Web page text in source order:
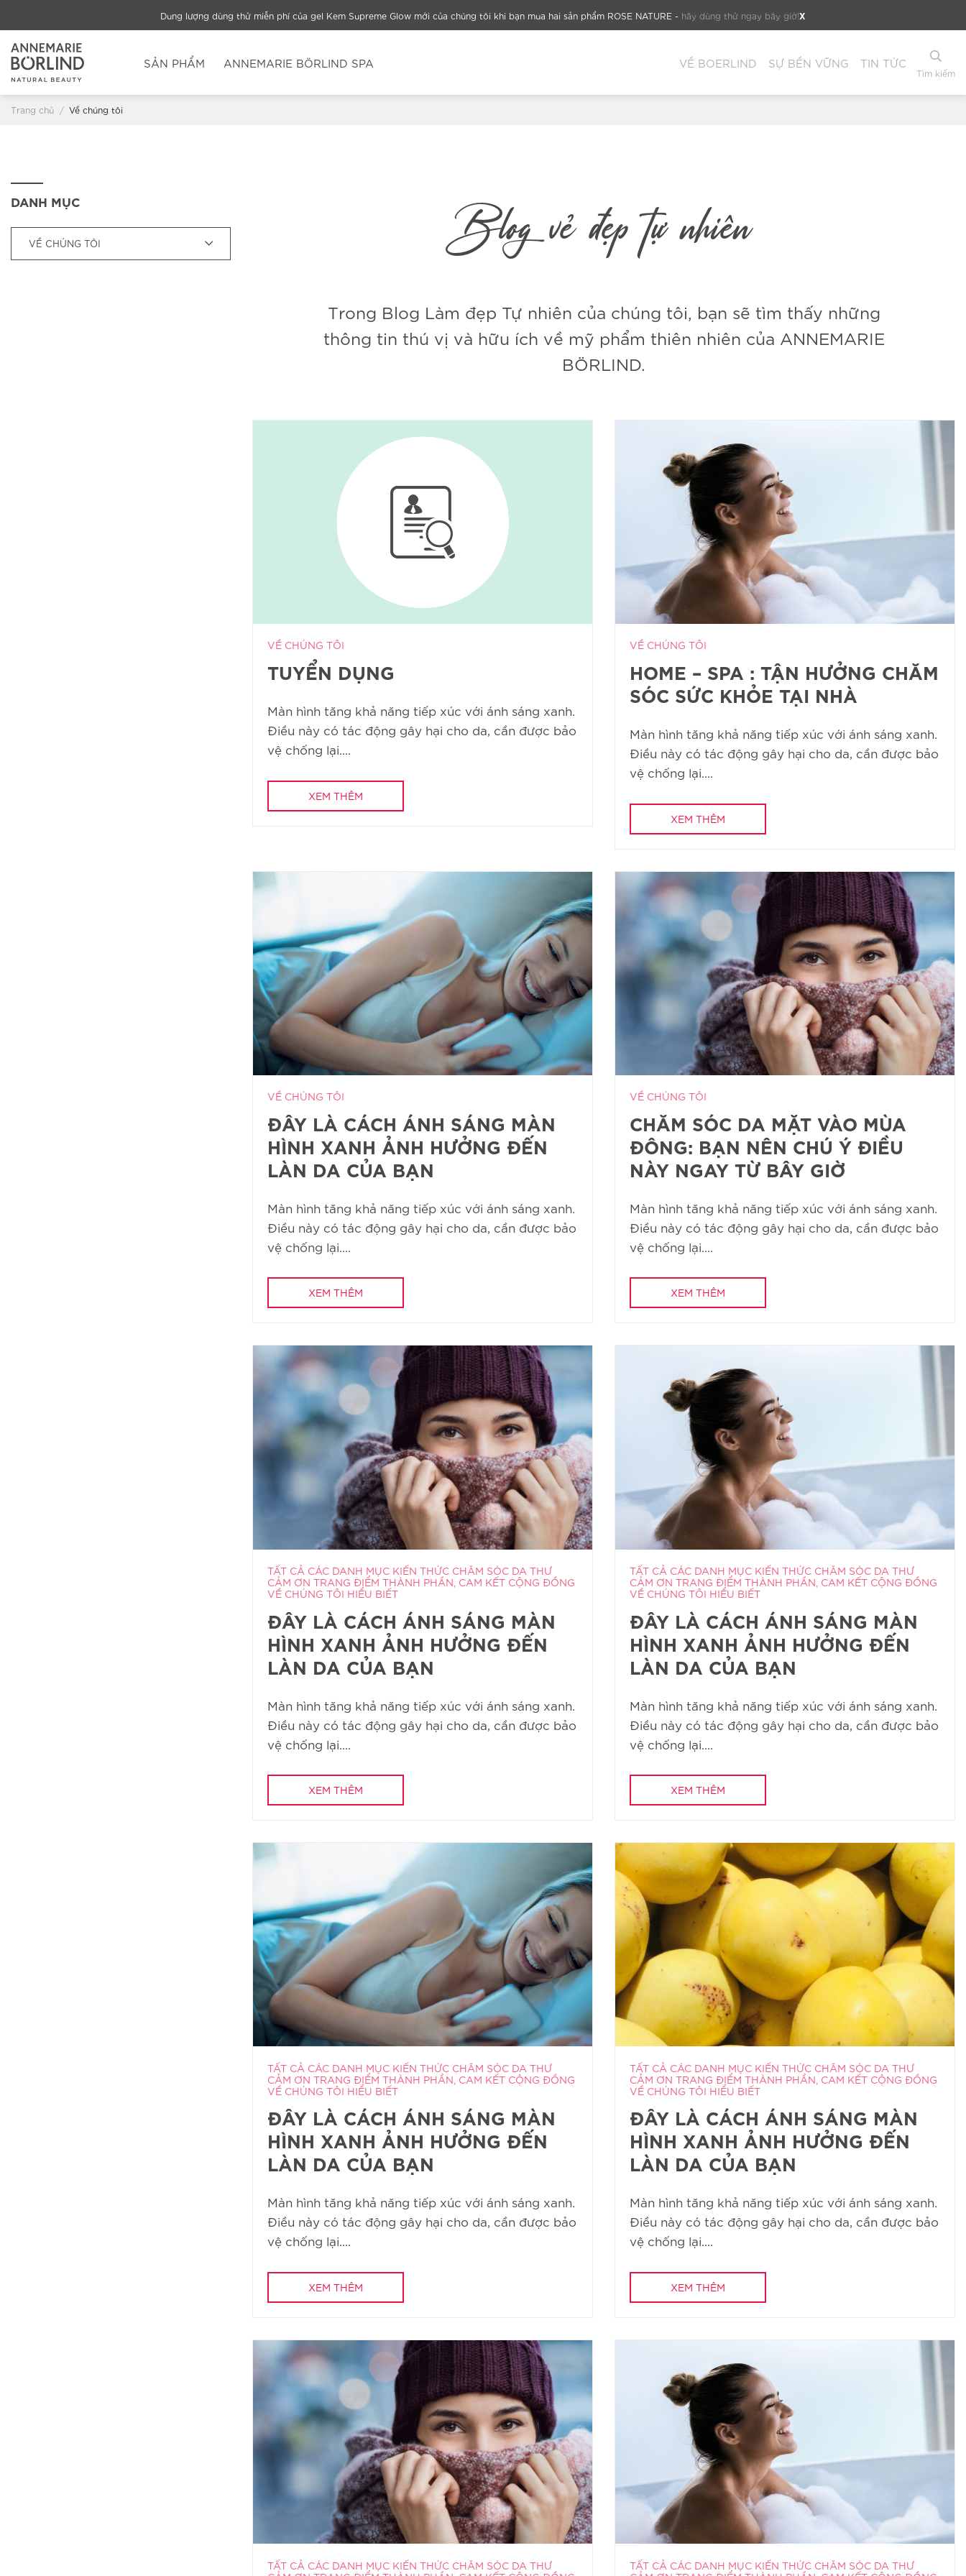
nội
dung
Dung lượng dùng thử miễn phí của gel Kem Supreme Glow mới của chúng tôi khi bạn mua hai sản phẩm ROSE NATURE - hãy dùng thử ngay bây giờ!X
SẢN PHẨM ANNEMARIE BÖRLIND SPA VỀ BOERLIND SỰ BỀN VỮNG TIN TỨC
Tìm kiếm
Trang chủ / Về chúng tôi
DANH MỤC
VỀ CHÚNG TÔI Blog vẻ đẹp tự nhiên
Trong Blog Làm đẹp Tự nhiên của chúng tôi, bạn sẽ tìm thấy những
thông tin thú vị và hữu ích về mỹ phẩm thiên nhiên của ANNEMARIE
BÖRLIND.
VỀ CHÚNG TÔI
TUYỂN DỤNG
Màn hình tăng khả năng tiếp xúc với ánh sáng xanh.
Điều này có tác động gây hại cho da, cần được bảo
vệ chống lại....
XEM THÊM
VỀ CHÚNG TÔI
HOME – SPA : TẬN HƯỞNG CHĂM
SÓC SỨC KHỎE TẠI NHÀ
Màn hình tăng khả năng tiếp xúc với ánh sáng xanh.
Điều này có tác động gây hại cho da, cần được bảo
vệ chống lại....
XEM THÊM
VỀ CHÚNG TÔI
ĐÂY LÀ CÁCH ÁNH SÁNG MÀN
HÌNH XANH ẢNH HƯỞNG ĐẾN
LÀN DA CỦA BẠN
Màn hình tăng khả năng tiếp xúc với ánh sáng xanh.
Điều này có tác động gây hại cho da, cần được bảo
vệ chống lại....
XEM THÊM
VỀ CHÚNG TÔI
CHĂM SÓC DA MẶT VÀO MÙA
ĐÔNG: BẠN NÊN CHÚ Ý ĐIỀU
NÀY NGAY TỪ BÂY GIỜ
Màn hình tăng khả năng tiếp xúc với ánh sáng xanh.
Điều này có tác động gây hại cho da, cần được bảo
vệ chống lại....
XEM THÊM
TẤT CẢ CÁC DANH MỤC KIẾN THỨC CHĂM SÓC DA THƯ
CẢM ƠN TRANG ĐIỂM THÀNH PHẦN, CAM KẾT CỘNG ĐỒNG
VỀ CHÚNG TÔI HIỂU BIẾT
ĐÂY LÀ CÁCH ÁNH SÁNG MÀN
HÌNH XANH ẢNH HƯỞNG ĐẾN
LÀN DA CỦA BẠN
Màn hình tăng khả năng tiếp xúc với ánh sáng xanh.
Điều này có tác động gây hại cho da, cần được bảo
vệ chống lại....
XEM THÊM
TẤT CẢ CÁC DANH MỤC KIẾN THỨC CHĂM SÓC DA THƯ
CẢM ƠN TRANG ĐIỂM THÀNH PHẦN, CAM KẾT CỘNG ĐỒNG
VỀ CHÚNG TÔI HIỂU BIẾT
ĐÂY LÀ CÁCH ÁNH SÁNG MÀN
HÌNH XANH ẢNH HƯỞNG ĐẾN
LÀN DA CỦA BẠN
Màn hình tăng khả năng tiếp xúc với ánh sáng xanh.
Điều này có tác động gây hại cho da, cần được bảo
vệ chống lại....
XEM THÊM
TẤT CẢ CÁC DANH MỤC KIẾN THỨC CHĂM SÓC DA THƯ
CẢM ƠN TRANG ĐIỂM THÀNH PHẦN, CAM KẾT CỘNG ĐỒNG
VỀ CHÚNG TÔI HIỂU BIẾT
ĐÂY LÀ CÁCH ÁNH SÁNG MÀN
HÌNH XANH ẢNH HƯỞNG ĐẾN
LÀN DA CỦA BẠN
Màn hình tăng khả năng tiếp xúc với ánh sáng xanh.
Điều này có tác động gây hại cho da, cần được bảo
vệ chống lại....
XEM THÊM
TẤT CẢ CÁC DANH MỤC KIẾN THỨC CHĂM SÓC DA THƯ
CẢM ƠN TRANG ĐIỂM THÀNH PHẦN, CAM KẾT CỘNG ĐỒNG
VỀ CHÚNG TÔI HIỂU BIẾT
ĐÂY LÀ CÁCH ÁNH SÁNG MÀN
HÌNH XANH ẢNH HƯỞNG ĐẾN
LÀN DA CỦA BẠN
Màn hình tăng khả năng tiếp xúc với ánh sáng xanh.
Điều này có tác động gây hại cho da, cần được bảo
vệ chống lại....
XEM THÊM
TẤT CẢ CÁC DANH MỤC KIẾN THỨC CHĂM SÓC DA THƯ
TẤT CẢ CÁC DANH MỤC KIẾN THỨC CHĂM SÓC DA THƯ